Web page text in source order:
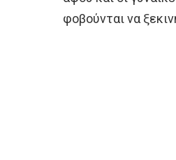
φοβούνται να